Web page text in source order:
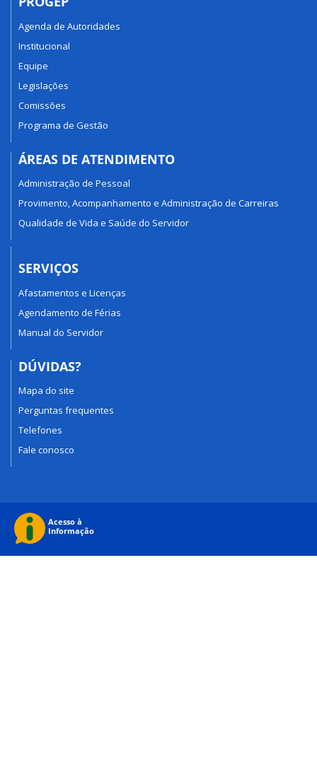
Agenda de Autoridades
Institucional
Equipe
Legislações
Comissões
Programa de Gestão
ÁREAS DE ATENDIMENTO
Administração de Pessoal
Provimento, Acompanhamento e Administração de Carreiras
Qualidade de Vida e Saúde do Servidor
SERVIÇOS
Afastamentos e Licenças
Agendamento de Férias
Manual do Servidor
DÚVIDAS?
Mapa do site
Perguntas frequentes
Telefones
Fale conosco